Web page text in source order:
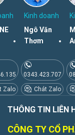
Zalo
Kinh doanh
Ngô Văn
Thơm
0343.423.707
Chát Zalo
THÔNG TIN LIÊN
CÔNG TY CỔ